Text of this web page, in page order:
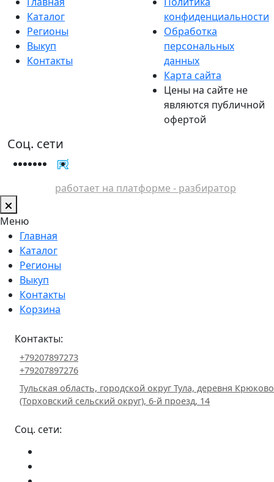
Каталог
Регионы
Выкуп
Контакты
конфиденциальности
Обработка
персональных
данных
Карта сайта
Цены на сайте не
являются публичной
офертой
Соц. сети
работает на платформе - разбиратор
Меню
Главная
Каталог
Регионы
Выкуп
Контакты
Корзина
Контакты:
+79207897273
+79207897276
Тульская область, городской округ Тула, деревня Крюково
(Торховский сельский округ), 6-й проезд, 14
Соц. сети: